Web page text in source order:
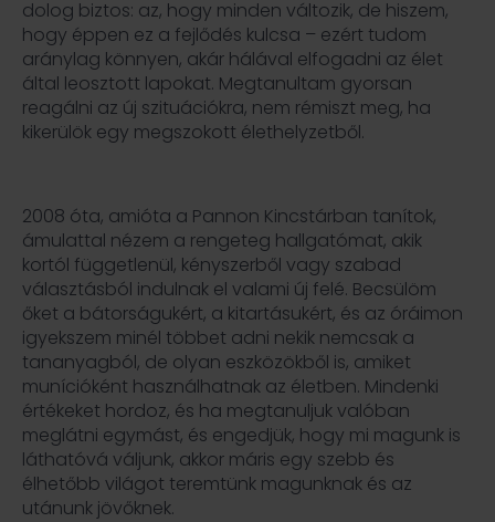
dolog biztos: az, hogy minden változik, de hiszem,
hogy éppen ez a fejlődés kulcsa – ezért tudom
aránylag könnyen, akár hálával elfogadni az élet
által leosztott lapokat. Megtanultam gyorsan
reagálni az új szituációkra, nem rémiszt meg, ha
kikerülök egy megszokott élethelyzetből.
2008 óta, amióta a Pannon Kincstárban tanítok,
ámulattal nézem a rengeteg hallgatómat, akik
kortól függetlenül, kényszerből vagy szabad
választásból indulnak el valami új felé. Becsülöm
őket a bátorságukért, a kitartásukért, és az óráimon
igyekszem minél többet adni nekik nemcsak a
tananyagból, de olyan eszközökből is, amiket
munícióként használhatnak az életben. Mindenki
értékeket hordoz, és ha megtanuljuk valóban
meglátni egymást, és engedjük, hogy mi magunk is
láthatóvá váljunk, akkor máris egy szebb és
élhetőbb világot teremtünk magunknak és az
utánunk jövőknek.